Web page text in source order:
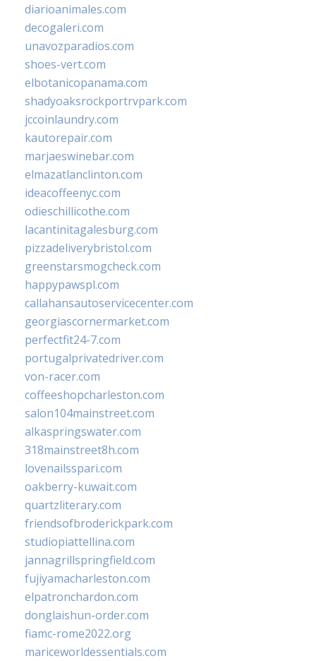
diarioanimales.com
decogaleri.com
unavozparadios.com
shoes-vert.com
elbotanicopanama.com
shadyoaksrockportrvpark.com
jccoinlaundry.com
kautorepair.com
marjaeswinebar.com
elmazatlanclinton.com
ideacoffeenyc.com
odieschillicothe.com
lacantinitagalesburg.com
pizzadeliverybristol.com
greenstarsmogcheck.com
happypawspl.com
callahansautoservicecenter.com
georgiascornermarket.com
perfectfit24-7.com
portugalprivatedriver.com
von-racer.com
coffeeshopcharleston.com
salon104mainstreet.com
alkaspringswater.com
318mainstreet8h.com
lovenailsspari.com
oakberry-kuwait.com
quartzliterary.com
friendsofbroderickpark.com
studiopiattellina.com
jannagrillspringfield.com
fujiyamacharleston.com
elpatronchardon.com
donglaishun-order.com
fiamc-rome2022.org
mariceworldessentials.com